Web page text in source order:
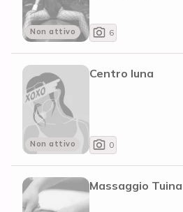
Non attivo 6
Non attivo
Centro luna
0
Massaggio